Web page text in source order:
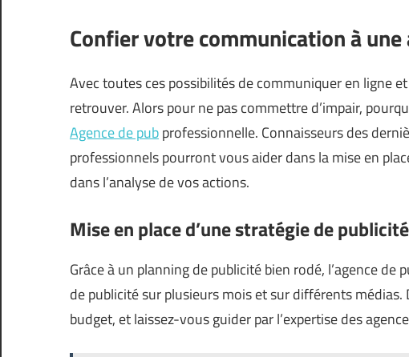
Confier votre communication à
Avec toutes ces possibilités de communiquer en ligne
retrouver. Alors pour ne pas commettre d’impair,
Agence de pubprofessionnelle. Connaisseurs des
professionnels pourront vous aider dans la mise en
dans l’analyse de vos actions.
Mise en place d’une stratégie de
Grâce à un planning de publicité bien rodé, l’agence
de publicité sur plusieurs mois et sur différents
budget, et laissez-vous guider par l’expertise des